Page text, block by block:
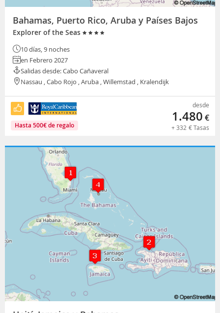
Bahamas, Puerto Rico, Aruba y Países Bajos
Explorer of the Seas
10 días, 9 noches
en Febrero 2027
Salidas desde: Cabo Cañaveral
Nassau , Cabo Rojo , Aruba , Willemstad , Kralendijk
Hasta 500€de regalo
desde
1.480 €
+332 €Tasas